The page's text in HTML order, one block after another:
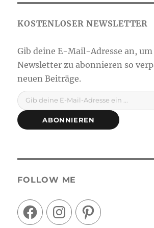
Gib deine E-Mail-Adresse ein ...
ABONNIEREN
FOLLOW ME
FacebookInstagramPinterest